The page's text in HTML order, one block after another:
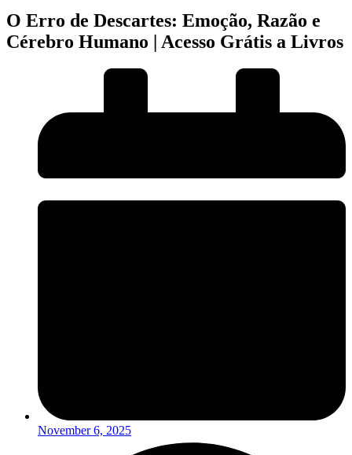
O Erro de Descartes: Emoção, Razão e
Cérebro Humano | Acesso Grátis a Livros
November 6, 2025